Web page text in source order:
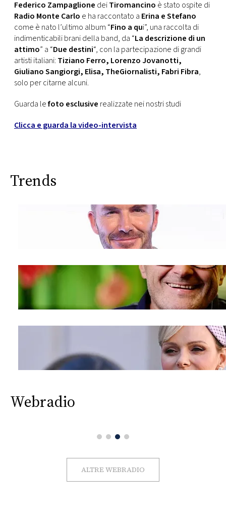
Federico Zampaglione deiTiromancino è stato ospite di
Radio Monte Carlo e ha raccontato a Erina e Stefano
come è nato l’ultimo album “Fino a qui”, una raccolta di
indimenticabili brani della band, da “La descrizione di un
attimo” a “Due destini“, con la partecipazione di grandi
artisti italiani: Tiziano Ferro, Lorenzo Jovanotti,
Giuliano Sangiorgi, Elisa, TheGiornalisti, Fabri Fibra,
solo per citarne alcuni.
Guarda lefoto esclusive realizzate nei nostri studi
Clicca e guarda la video-intervista
Trends
Webradio
ALTRE WEBRADIO